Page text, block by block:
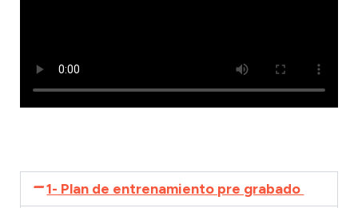
1- Plan de entrenamiento pre grabado